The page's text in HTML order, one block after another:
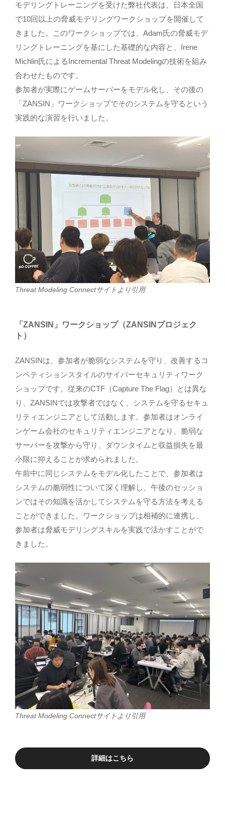
モデリングトレーニングを受けた弊社代表は、日本全国
で10回以上の脅威モデリングワークショップを開催して
きました。このワークショップでは、Adam氏の脅威モデ
リングトレーニングを基にした基礎的な内容と、Irene
Michlin氏によるIncremental Threat Modelingの技術を組み
合わせたものです。
参加者が実際にゲームサーバーをモデル化し、その後の
「ZANSIN」ワークショップでそのシステムを守るという
実践的な演習を行いました。
Threat Modeling Connectサイトより引用
「ZANSIN」ワークショップ（ZANSINプロジェク
ト）
ZANSINは、参加者が脆弱なシステムを守り、改善するコ
ンペティションスタイルのサイバーセキュリティワーク
ショップです。従来のCTF（Capture The Flag）とは異な
り、ZANSINでは攻撃者ではなく、システムを守るセキュ
リティエンジニアとして活動します。参加者はオンライ
ンゲーム会社のセキュリティエンジニアとなり、脆弱な
サーバーを攻撃から守り、ダウンタイムと収益損失を最
小限に抑えることが求められました。
午前中に同じシステムをモデル化したことで、参加者は
システムの脆弱性について深く理解し、午後のセッショ
ンではその知識を活かしてシステムを守る方法を考える
ことができました。ワークショップは相補的に連携し、
参加者は脅威モデリングスキルを実践で活かすことがで
きました。
Threat Modeling Connectサイトより引用
詳細はこちら